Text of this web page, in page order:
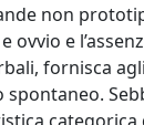
non
e
fornisca agli